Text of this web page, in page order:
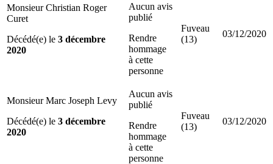
Monsieur Christian Roger
Curet
Décédé(e) le 3 décembre
2020
Aucun avis
publié
Rendre
hommage
à cette
personne
Fuveau
(13)
03/12/2020
Monsieur Marc Joseph Levy
Décédé(e) le 3 décembre
2020
Aucun avis
publié
Rendre
hommage
à cette
personne
Fuveau
(13)
03/12/2020